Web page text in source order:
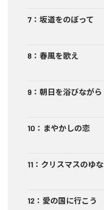
7 ： 坂道をのぼって
8 ： 春風を歌え
9 ： 朝日を浴びながら
10 ： まやかしの恋
11 ： クリスマスのゆな
12 ： 愛の国に行こう